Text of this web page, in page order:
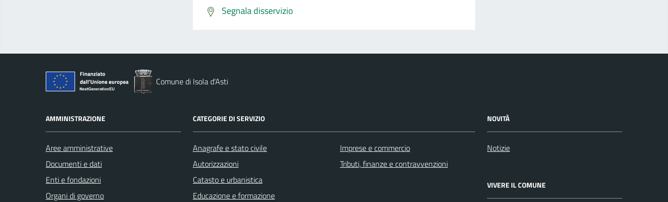
Segnala disservizio
Comune di Isola d'Asti
AMMINISTRAZIONE
Aree amministrative
Documenti e dati
Enti e fondazioni
Organi di governo
CATEGORIE DI SERVIZIO
Anagrafe e stato civile
Autorizzazioni
Catasto e urbanistica
Educazione e formazione
Imprese e commercio
Tributi, finanze e contravvenzioni
NOVITÀ
Notizie
VIVERE IL COMUNE